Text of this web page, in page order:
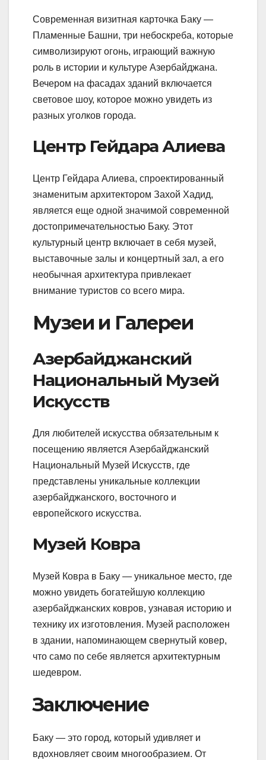
Современная визитная карточка Баку —
Пламенные Башни, три небоскреба, которые
символизируют огонь, играющий важную
роль в истории и культуре Азербайджана.
Вечером на фасадах зданий включается
световое шоу, которое можно увидеть из
разных уголков города.
Центр Гейдара Алиева
Центр Гейдара Алиева, спроектированный
знаменитым архитектором Захой Хадид,
является еще одной значимой современной
достопримечательностью Баку. Этот
культурный центр включает в себя музей,
выставочные залы и концертный зал, а его
необычная архитектура привлекает
внимание туристов со всего мира.
Музеи и Галереи
Азербайджанский
Национальный Музей
Искусств
Для любителей искусства обязательным к
посещению является Азербайджанский
Национальный Музей Искусств, где
представлены уникальные коллекции
азербайджанского, восточного и
европейского искусства.
Музей Ковра
Музей Ковра в Баку — уникальное место, где
можно увидеть богатейшую коллекцию
азербайджанских ковров, узнавая историю и
технику их изготовления. Музей расположен
в здании, напоминающем свернутый ковер,
что само по себе является архитектурным
шедевром.
Заключение
Баку — это город, который удивляет и
вдохновляет своим многообразием. От